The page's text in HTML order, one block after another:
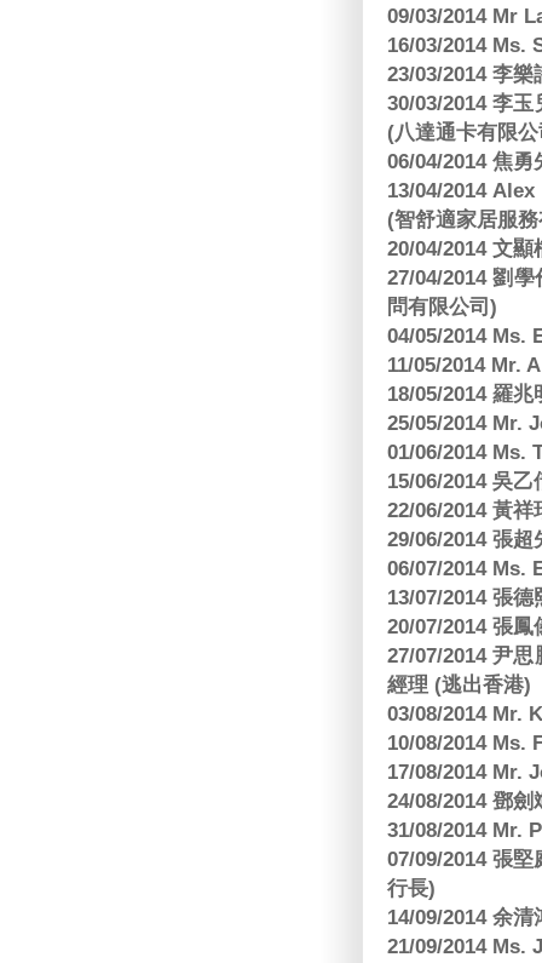
09/03/2014 Mr
16/03/2014 Ms.
23/03/2014 李
30/03/2014 李
(八達通卡有限
06/04/2014 焦
13/04/2014
(智舒適家居服
20/04/2014 文
27/04/2014 劉
問有限公司)
04/05/2014 Ms.
11/05/2014 Mr.
18/05/2014 羅
25/05/2014 Mr.
01/06/2014 Ms.
15/06/2014 吳
22/06/2014 黃
29/06/2014 張
06/07/2014 Ms.
13/07/2014 張
20/07/2014 張
27/07/2014 尹
經理 (逃出香港)
03/08/2014 Mr.
10/08/2014 Ms.
17/08/2014 Mr.
24/08/2014 鄧
31/08/2014 Mr.
07/09/2014 張
行長)
14/09/2014 余
21/09/2014 Ms.